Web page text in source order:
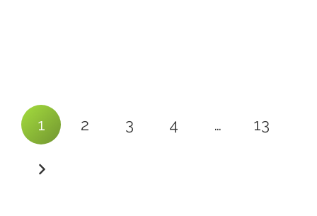
1 2 3 4 … 13